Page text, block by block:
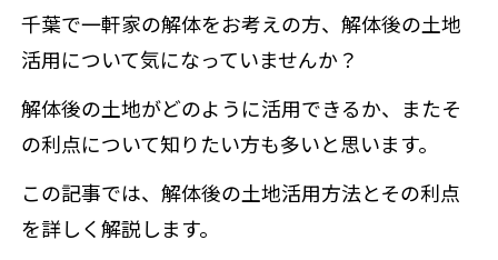
来店予約
千葉で一軒家の解体をお考えの方、解体後の土地
活用について気になっていませんか？
解体後の土地がどのように活用できるか、またそ
の利点について知りたい方も多いと思います。
この記事では、解体後の土地活用方法とその利点
を詳しく解説します。